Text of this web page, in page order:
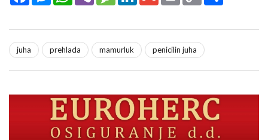
juha prehlada mamurluk penicilin juha